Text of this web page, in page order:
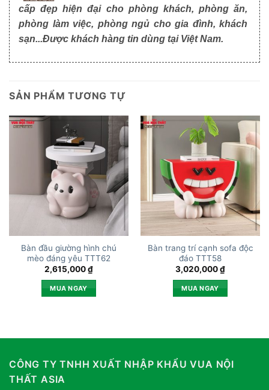
cấp đẹp hiện đại cho phòng khách, phòng ăn,
phòng làm việc, phòng ngủ cho gia đình, khách
sạn...Được khách hàng tin dùng tại Việt Nam.
SẢN PHẨM TƯƠNG TỰ
Bàn đầu giường hình chú
mèo đáng yêu TTT62
2,615,000₫
MUA NGAY
Bàn trang trí cạnh sofa độc
đáo TTT58
3,020,000₫
MUA NGAY
CÔNG TY TNHH XUẤT NHẬP KHẨU VUA NỘI
THẤT ASIA